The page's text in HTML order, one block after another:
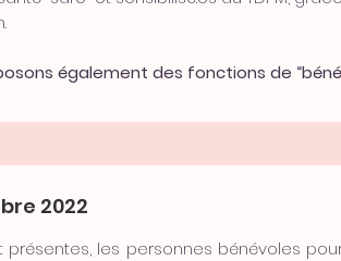
également des fonctions de
2022
les personnes bénévoles